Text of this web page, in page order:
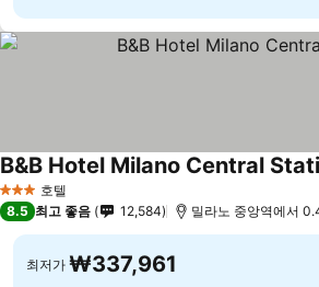
3 성급 호텔
B&B Hotel Milano Central
8.5 최고 좋음 12,584 밀라노 중앙역에서
최저가 ₩337,961